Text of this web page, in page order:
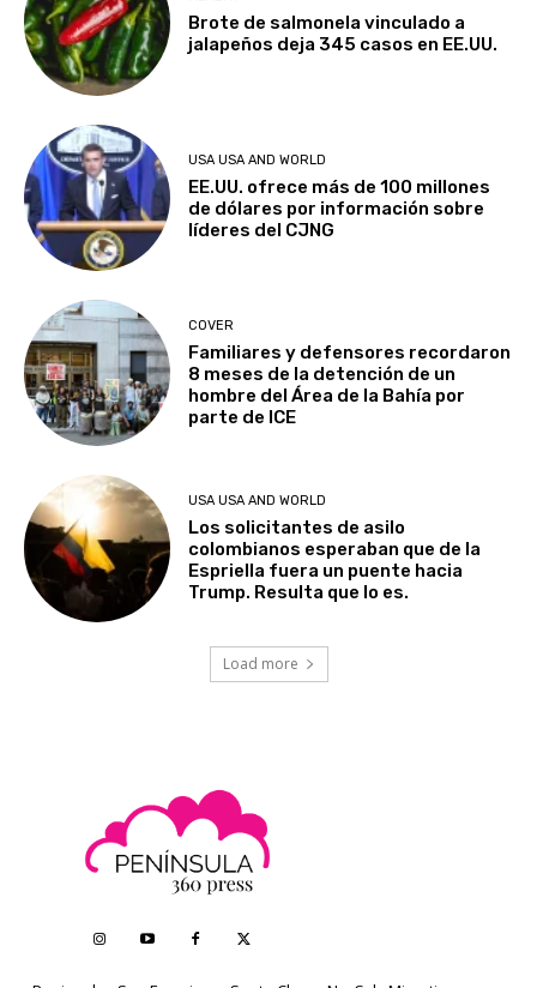
Brote de salmonela vinculado a
jalapeños deja 345 casos en EE.UU.
USA USA AND WORLD
EE.UU. ofrece más de 100 millones
de dólares por información sobre
líderes del CJNG
COVER
Familiares y defensores recordaron
8 meses de la detención de un
hombre del Área de la Bahía por
parte de ICE
USA USA AND WORLD
Los solicitantes de asilo
colombianos esperaban que de la
Espriella fuera un puente hacia
Trump. Resulta que lo es.
Load more